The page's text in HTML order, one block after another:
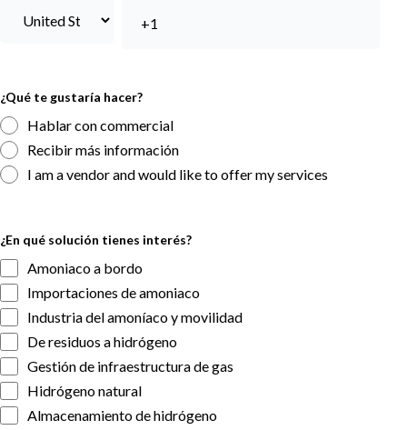
¿Qué te gustaría hacer?
Hablar con commercial
Recibir más información
I am a vendor and would like to offer my services
¿En qué solución tienes interés?
Amoniaco a bordo
Importaciones de amoniaco
Industria del amoníaco y movilidad
De residuos a hidrógeno
Gestión de infraestructura de gas
Hidrógeno natural
Almacenamiento de hidrógeno